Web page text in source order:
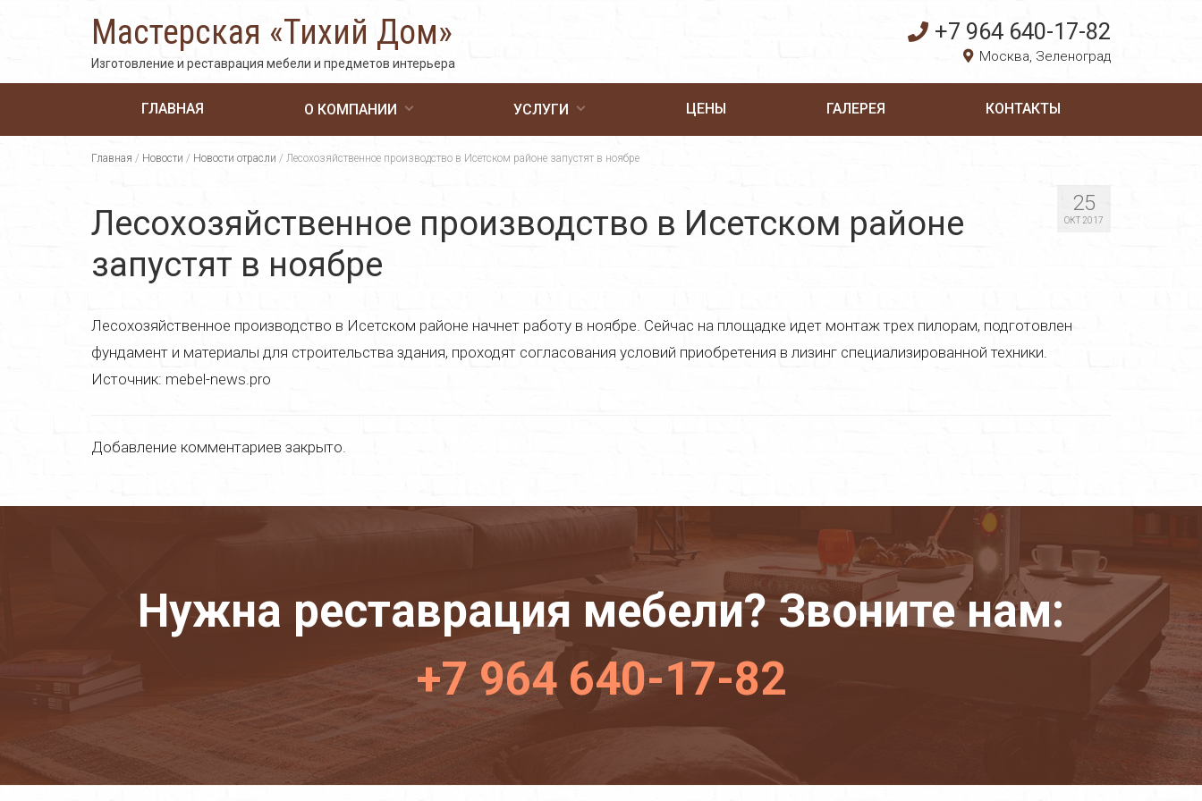
Мастерская «Тихий Дом»
Изготовление и реставрация мебели и предметов интерьера
+7 964 640-17-82
Москва, Зеленоград
ГЛАВНАЯ О КОМПАНИИ УСЛУГИ ЦЕНЫ ГАЛЕРЕЯ КОНТАКТЫ
Главная / Новости / Новости отрасли / Лесохозяйственное производство в Исетском районе запустят в ноябре
25
ОКТ 2017
Лесохозяйственное производство в Исетском районе
запустят в ноябре
Лесохозяйственное производство в Исетском районе начнет работу в ноябре. Сейчас на площадке идет монтаж трех пилорам, подготовлен
фундамент и материалы для строительства здания, проходят согласования условий приобретения в лизинг специализированной техники.
Источник: mebel-news.pro
Добавление комментариев закрыто.
Нужна реставрация мебели? Звоните нам:
+7 964 640-17-82